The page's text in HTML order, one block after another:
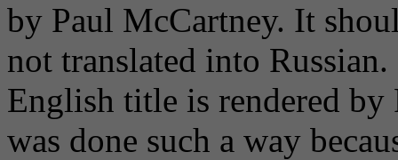
by Paul McCartney. It
not translated into
English title is rendered
was done such a way